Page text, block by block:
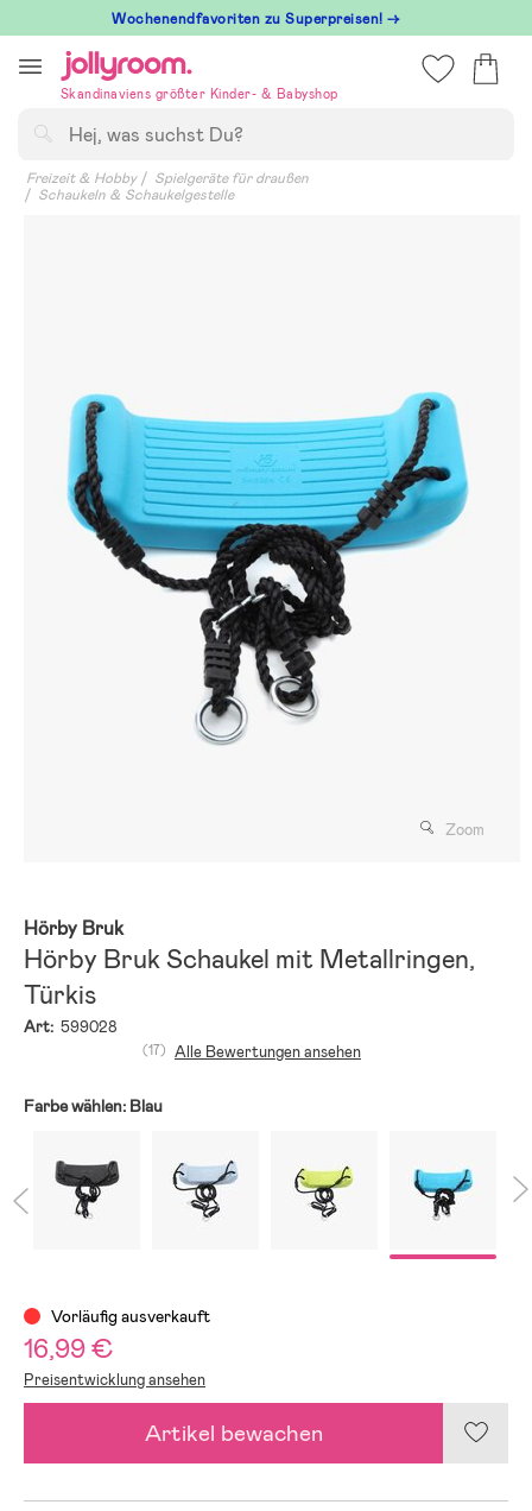
till
innehållet
Wochenendfavoriten zu Superpreisen! →
Skandinaviens größter Kinder- & Babyshop
Freizeit & Hobby
Spielgeräte für draußen
Schaukeln & Schaukelgestelle
Zoom
Hörby Bruk
Hörby Bruk Schaukel mit Metallringen,
Türkis
Art: 599028
(17) Alle Bewertungen ansehen
Farbe wählen: Blau
Vorläufig ausverkauft
16,99 €
Preisentwicklung ansehen
Artikel bewachen